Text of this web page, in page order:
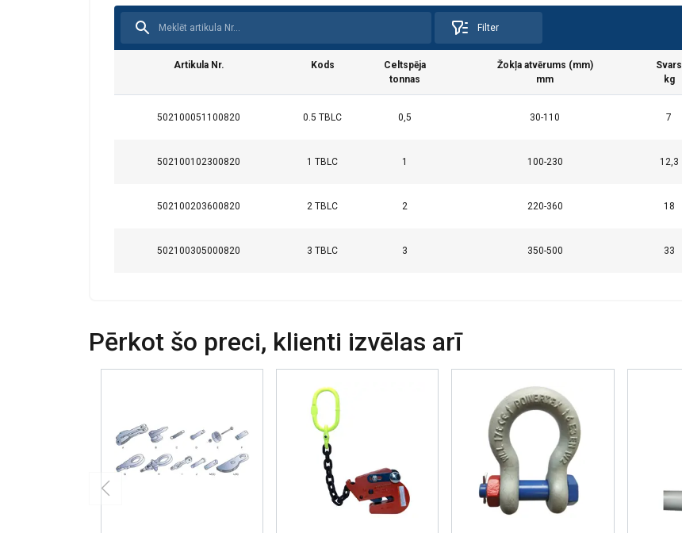
Filter
Artikula Nr. Kods
Celtspēja
tonnas
Žokļa atvērums (mm)
mm
Svars
kg
502100051100820 0.5 TBLC 0,5 30-110 7
502100102300820 1 TBLC 1 100-230 12,3
502100203600820 2 TBLC 2 220-360 18
502100305000820 3 TBLC 3 350-500 33
Pērkot šo preci, klienti izvēlas arī